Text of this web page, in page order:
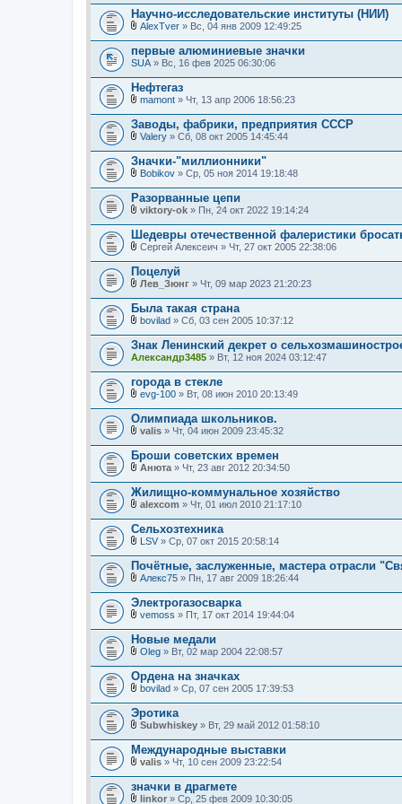
е
н
и
Научно-исследовательские институты (НИИ)
л
о
ж
е
н
и
AlexTver » Вс, 04 янв 2009 12:49:25
первые алюминиевые значки
SUA » Вс, 16 фев 2025 06:30:06
Нефтегаз
л
о
ж
е
н
и
mamont » Чт, 13 апр 2006 18:56:23
Заводы, фабрики, предприятия СССР
л
о
ж
е
н
и
Valery » Сб, 08 окт 2005 14:45:44
Значки-"миллионники"
л
о
ж
е
н
и
Bobikov » Ср, 05 ноя 2014 19:18:48
Разорванные цепи
л
о
ж
е
н
и
viktory-ok » Пн, 24 окт 2022 19:14:24
Шедевры отечественной фалеристики
л
о
ж
е
н
и
Сергей Алексеич » Чт, 27 окт 2005 22:38:06
Поцелуй
л
о
ж
е
н
и
Лев_Зюнг » Чт, 09 мар 2023 21:20:23
Была такая страна
л
о
ж
е
н
и
bovilad » Сб, 03 сен 2005 10:37:12
Знак Ленинский декрет о
Александр3485 » Вт, 12 ноя 2024 03:12:47
города в стекле
л
о
ж
е
н
и
evg-100 » Вт, 08 июн 2010 20:13:49
Олимпиада школьников.
л
о
ж
е
н
и
valis » Чт, 04 июн 2009 23:45:32
Броши советских времен
л
о
ж
е
н
и
Анюта » Чт, 23 авг 2012 20:34:50
Жилищно-коммунальное хозяйство
л
о
ж
е
н
и
alexcom » Чт, 01 июл 2010 21:17:10
Сельхозтехника
л
о
ж
е
н
и
LSV » Ср, 07 окт 2015 20:58:14
Почётные, заслуженные, мастера отрасли
л
о
ж
е
н
и
Алекс75 » Пн, 17 авг 2009 18:26:44
Электрогазосварка
л
о
ж
е
н
и
vemoss » Пт, 17 окт 2014 19:44:04
Новые медали
л
о
ж
е
н
и
Oleg » Вт, 02 мар 2004 22:08:57
Ордена на значках
л
о
ж
е
н
и
bovilad » Ср, 07 сен 2005 17:39:53
Эротика
л
о
ж
е
н
и
Subwhiskey » Вт, 29 май 2012 01:58:10
Международные выставки
л
о
valis » Чт, 10 сен 2009 23:22:54
значки в драгмете
linkor » Ср, 25 фев 2009 10:30:05